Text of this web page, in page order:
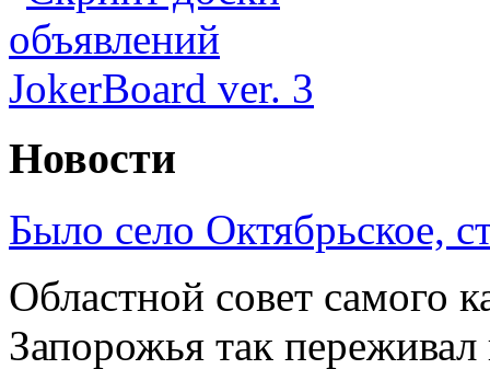
Новости
Было село Октябрьское,
Областной совет самого
Запорожья так